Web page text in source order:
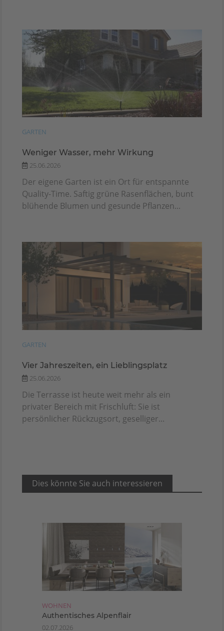
GARTEN
Weniger Wasser, mehr Wirkung
25.06.2026
Der eigene Garten ist ein Ort für entspannte
Quality-Time. Saftig grüne Rasenflächen, bunt
blühende Blumen und gesunde Pflanzen...
GARTEN
Vier Jahreszeiten, ein Lieblingsplatz
25.06.2026
Die Terrasse ist heute weit mehr als ein
privater Bereich mit Frischluft: Sie ist
persönlicher Rückzugsort, geselliger...
Dies könnte Sie auch interessieren
WOHNEN
Authentisches Alpenflair
02.07.2026